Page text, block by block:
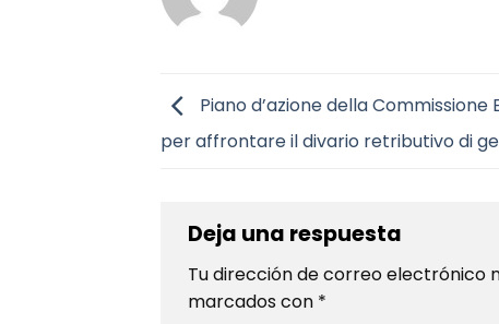
Piano d’azione della Commissione
per affrontare il divario retributivo di
Deja una respuesta
Tu dirección de correo electrónico
marcados con *